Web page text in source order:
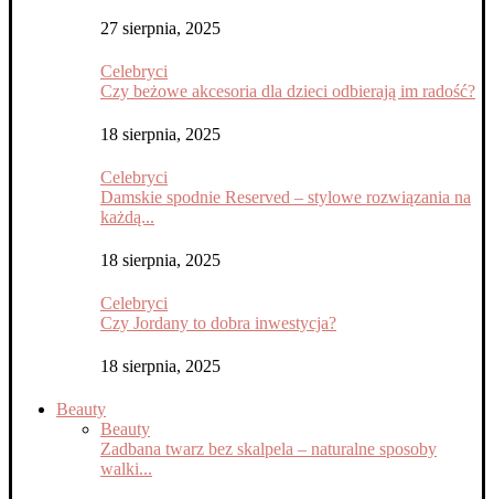
27 sierpnia, 2025
Celebryci
Czy beżowe akcesoria dla dzieci odbierają im radość?
18 sierpnia, 2025
Celebryci
Damskie spodnie Reserved – stylowe rozwiązania na
każdą...
18 sierpnia, 2025
Celebryci
Czy Jordany to dobra inwestycja?
18 sierpnia, 2025
Beauty
Beauty
Zadbana twarz bez skalpela – naturalne sposoby
walki...